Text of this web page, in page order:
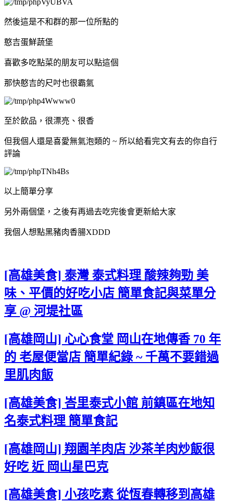
然後這是不和群的那一位所點的
憨吉蛋鮮蔬堡
喜歡多吃點菜的朋友可以點這個
那快憨吉的尺吋也很霸氣
至於飲品，很漂亮、很香
但我個人還是喜愛無氣泡類的 ~ 所以給看完文有去的你自行
評論
以上簡單分享
另外兩個堡，之後有再過去吃完後會更新給大家
我個人想點黑豬肉香腸XDDD
[高雄美食] 泰灣 泰式料理 酸辣夠勁 美
味、平價的好吃小店 簡單食記與菜單分
享 @ 河堤社區
[高雄岡山] 心心食堂 岡山在地傳香 70 年
的 老屋便當店 簡單紀錄 ~ 千萬不要錯過
里肌肉飯
[高雄美食] 峇里泰式小館 前鎮區在地知
名泰式料理 簡單食記
[高雄岡山] 翔園羊肉店 沙茶羊肉炒飯很
好吃 近 岡山星巴克
[高雄美食] 小孩吃素 從恆春轉移到高雄